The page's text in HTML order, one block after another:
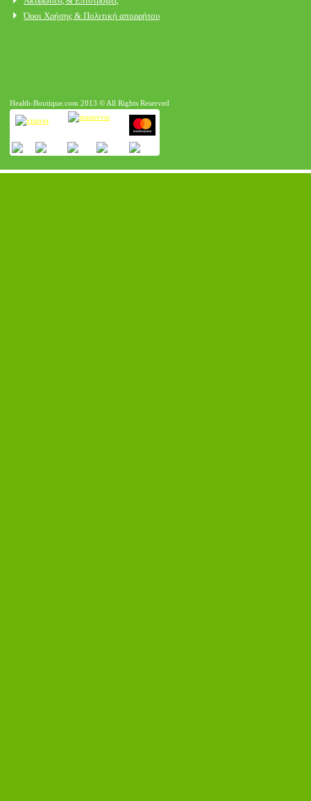
Όροι Χρήσης & Πολιτική απορρήτου
Health-Boutique.com 2013 © All Rights Reserved